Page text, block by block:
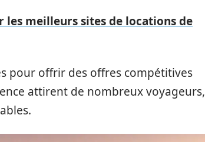
meilleurs sites de locations de
pour offrir des offres compétitives
attirent de nombreux voyageurs,